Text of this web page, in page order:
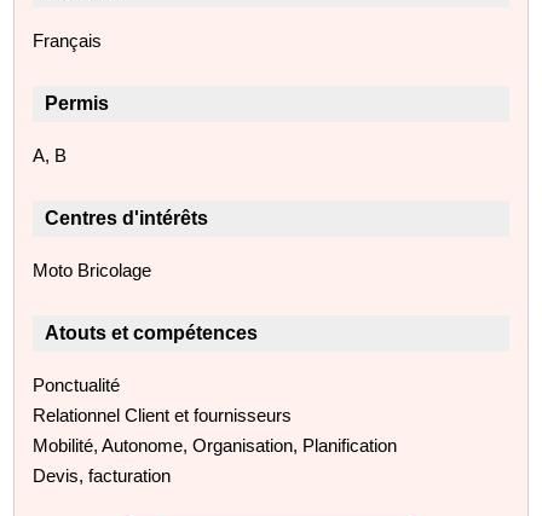
Français
Permis
A, B
Centres d'intérêts
Moto Bricolage
Atouts et compétences
Ponctualité
Relationnel Client et fournisseurs
Mobilité, Autonome, Organisation, Planification
Devis, facturation